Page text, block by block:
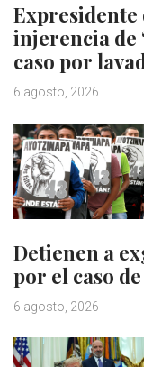
injerencia de
caso por
6 agosto, 2026
Detienen a
por el caso
6 agosto, 2026